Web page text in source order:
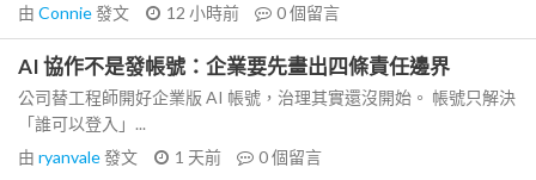
由 Connie發文 12 小時前 0個留言
AI 協作不是發帳號：企業要先畫出四條責任邊界
公司替工程師開好企業版 AI 帳號，治理其實還沒開始。 帳號只解決
「誰可以登入」...
由 ryanvale發文 1 天前 0個留言